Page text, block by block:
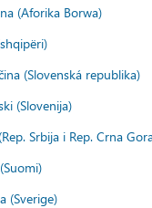
(Aforika Borwa)
(Slovenská republika)
(Slovenija)
Srbija i Rep. Crna
(Sverige)